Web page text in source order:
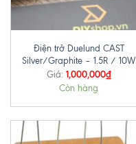
Điện trở Duelund CAST
Silver/Graphite – 1.5R / 10W
Giá: 1,000,000₫
Còn hàng